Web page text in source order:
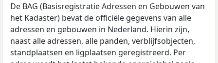
De BAG (Basisregistratie Adressen en Gebouwen van
het Kadaster) bevat de officiële gegevens van alle
adressen en gebouwen in Nederland. Hierin zijn,
naast alle adressen, alle panden, verblijfsobjecten,
standplaatsen en ligplaatsen geregistreerd. Per